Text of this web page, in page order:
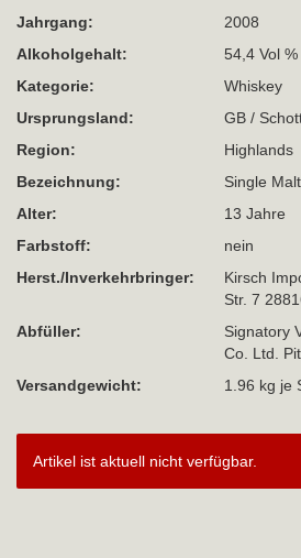
Jahrgang:
2008
Alkoholgehalt:
54,4 Vol %
Kategorie:
Whiskey
Ursprungsland:
GB /
Region:
Highlands
Bezeichnung:
Single
Alter:
13 Jahre
Farbstoff:
nein
Herst./Inverkehrbringer:
Kirsch
Str. 7
Abfüller:
Signatory
Co. Ltd.
Versandgewicht:
1.96 kg je
Artikel ist aktuell nicht verfügbar.